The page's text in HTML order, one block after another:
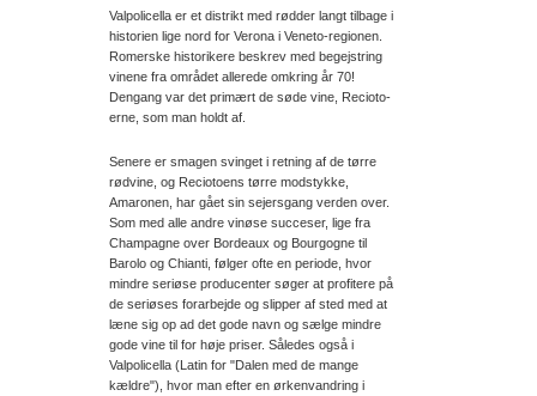
Valpolicella er et distrikt med rødder langt tilbage i
historien lige nord for Verona i Veneto-regionen.
Romerske historikere beskrev med begejstring
vinene fra området allerede omkring år 70!
Dengang var det primært de søde vine, Recioto-
erne, som man holdt af.
Senere er smagen svinget i retning af de tørre
rødvine, og Reciotoens tørre modstykke,
Amaronen, har gået sin sejersgang verden over.
Som med alle andre vinøse succeser, lige fra
Champagne over Bordeaux og Bourgogne til
Barolo og Chianti, følger ofte en periode, hvor
mindre seriøse producenter søger at profitere på
de seriøses forarbejde og slipper af sted med at
læne sig op ad det gode navn og sælge mindre
gode vine til for høje priser. Således også i
Valpolicella (Latin for "Dalen med de mange
kældre"), hvor man efter en ørkenvandring i